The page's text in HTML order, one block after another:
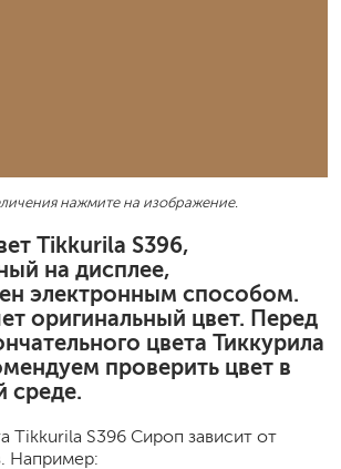
нажмите на изображение.
Tikkurila S396,
на дисплее,
электронным способом.
оригинальный цвет. Перед
цвета Тиккурила
проверить цвет в
среде.
Tikkurila S396 Сироп зависит от
Например: